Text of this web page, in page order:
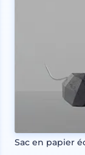
Sac en papier